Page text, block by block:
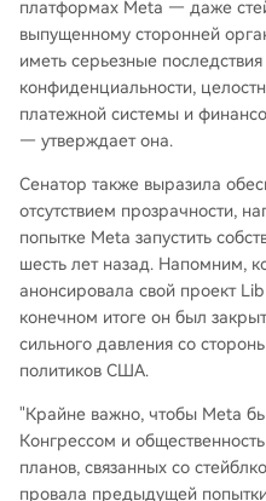
платформах Meta — даже
выпущенному сторонней
иметь серьезные
конфиденциальности,
платежной системы и
— утверждает она.
Сенатор также выразила
отсутствием прозрачности,
попытке Meta запустить
шесть лет назад. Напомним,
анонсировала свой проект
конечном итоге он был
сильного давления со
политиков США.
"Крайне важно, чтобы Meta
Конгрессом и
планов, связанных со
провала предыдущей